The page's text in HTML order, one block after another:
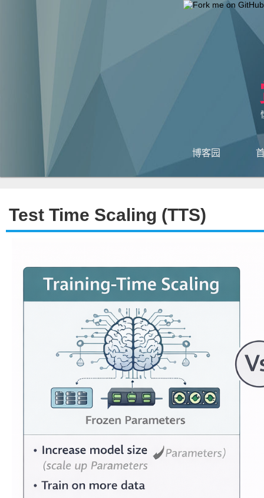
博客园
Test Time Scaling (TTS)